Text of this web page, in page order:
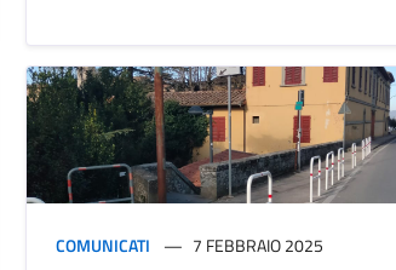
COMUNICATI 7 FEBBRAIO 2025